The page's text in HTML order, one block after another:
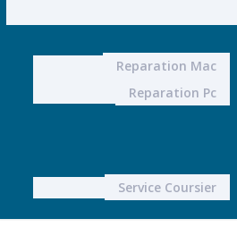
Reparation Mac
Reparation Pc
Service Coursier